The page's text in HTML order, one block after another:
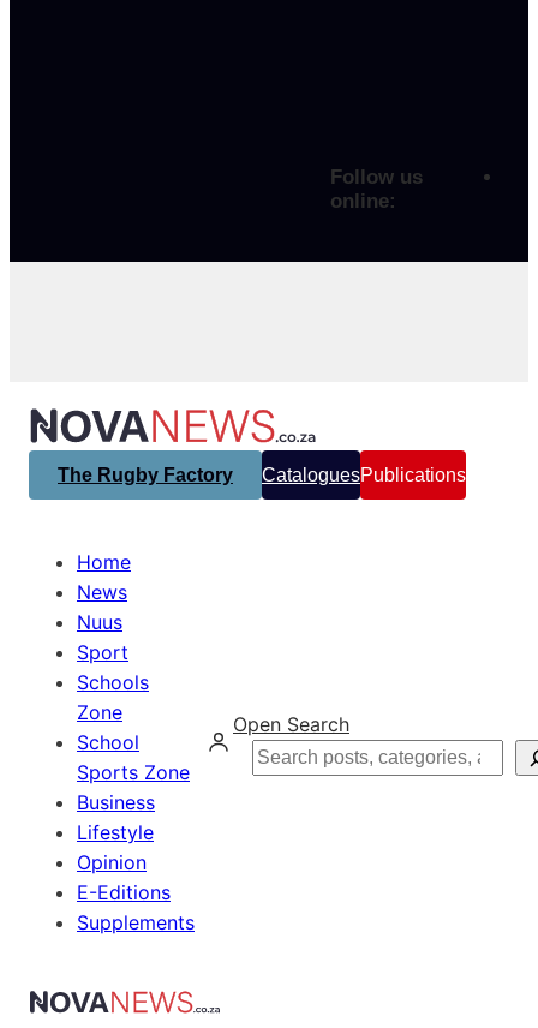
Follow us
online:
The Rugby Factory CataloguesPublications
Home
News
Nuus
Sport
Schools
Zone
School
Sports Zone
Business
Lifestyle
Opinion
E-Editions
Supplements
Open Search
Search